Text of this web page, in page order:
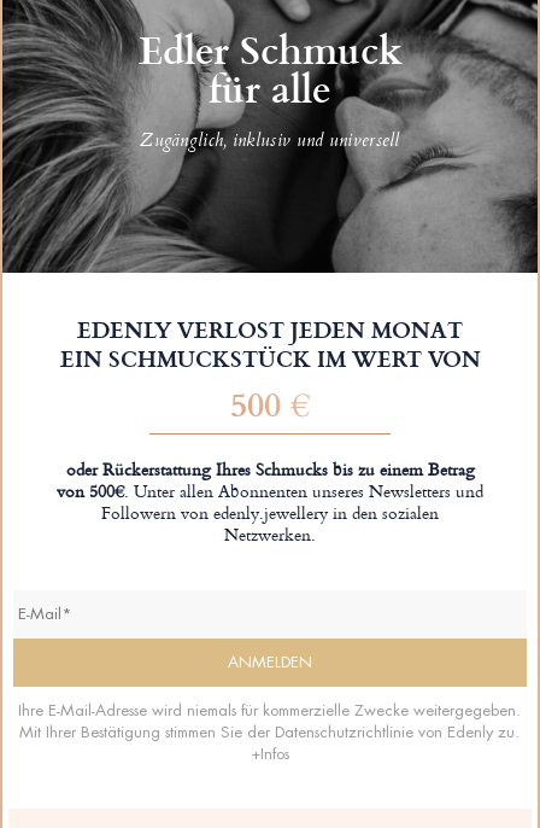
Edler Schmuck
für alle
Zugänglich, inklusiv und universell
EDENLY VERLOST JEDEN MONAT
EIN SCHMUCKSTÜCK IM WERT VON
500 €
oder Rückerstattung Ihres Schmucks bis zu einem Betrag
von 500€. Unter allen Abonnenten unseres Newsletters und
Followern von edenly.jewellery in den sozialen
Netzwerken.
Ihre E-Mail-Adresse wird niemals für kommerzielle Zwecke weitergegeben.
Mit Ihrer Bestätigung stimmen Sie der Datenschutzrichtlinie von Edenly zu.
+Infos